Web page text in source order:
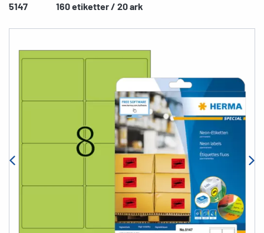
5147
160 etiketter / 20 ark